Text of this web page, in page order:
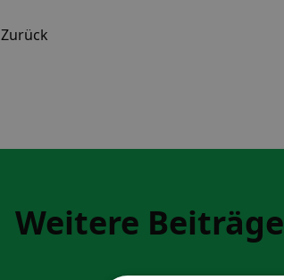
Zurück
Weitere Beiträge